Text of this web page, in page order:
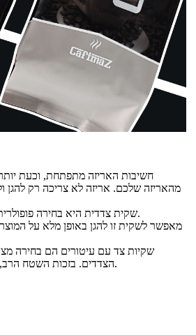
חשיבות האריזה מתפתחת, וכעת
מהאריזה שלכם. אריזה לא צריכה רק להגן
שקית צדדית היא בחירה פופולרית לאריזה מכיוון שהיא מספקת את כל הגורמים הללו במחיר סביר.
שקיות צד עם עיטורים הם בחירה
הצדדים. בזכות השטח הרב, התיק יכול להציג גרפיקה וכן מידע על המוצר והסיפור שמאחוריו.